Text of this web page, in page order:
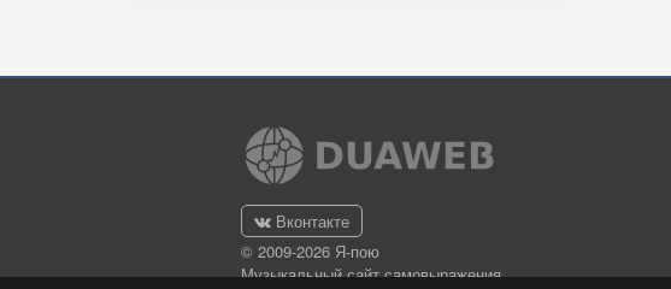
Вконтакте
© 2009-2026 Я-пою
Музыкальный сайт самовыражения